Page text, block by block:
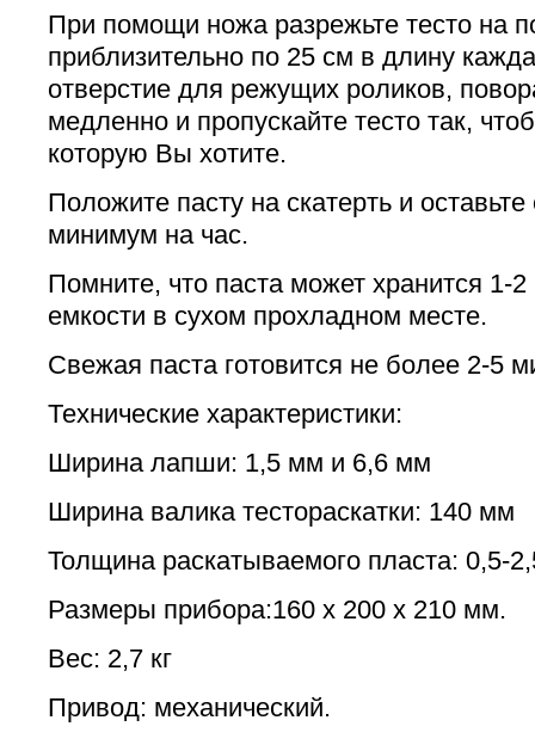
При помощи ножа разрежьте тесто на
приблизительно по 25 см в длину
отверстие для режущих роликов,
медленно и пропускайте тесто так,
которую Вы хотите.
Положите пасту на скатерть и оставьте
минимум на час.
Помните, что паста может хранится 1-
емкости в сухом прохладном месте.
Свежая паста готовится не более 2-5
Технические характеристики:
Ширина лапши: 1,5 мм и 6,6 мм
Ширина валика тестораскатки: 140 мм
Толщина раскатываемого пласта: 0,5-
Размеры прибора:160 х 200 х 210 мм.
Вес: 2,7 кг
Привод: механический.